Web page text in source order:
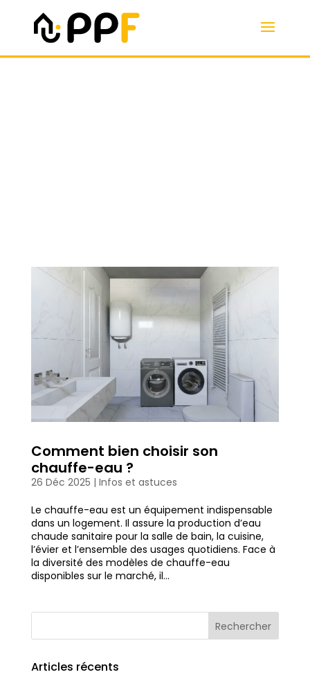
Comment bien choisir son
chauffe-eau ?
26 Déc 2025 | Infos et astuces
Le chauffe-eau est un équipement indispensable
dans un logement. Il assure la production d’eau
chaude sanitaire pour la salle de bain, la cuisine,
l’évier et l’ensemble des usages quotidiens. Face à
la diversité des modèles de chauffe-eau
disponibles sur le marché, il...
Articles récents